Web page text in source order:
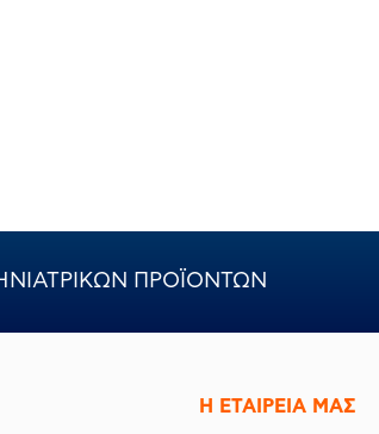
ΠΡΟΪΟΝΤΩΝ
Η ΕΤΑΙΡΕΙΑ ΜΑΣ